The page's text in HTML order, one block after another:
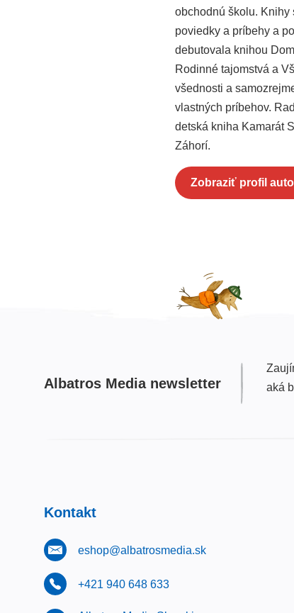
obchodnú školu. Knihy
poviedky a príbehy a
debutovala knihou
Rodinné tajomstvá a
všednosti a
vlastných príbehov.
detská kniha Kamarát
Záhorí.
Zobraziť profil
Albatros Media newsletter
aká
Kontakt
eshop@albatrosmedia.sk
+421 940 648 633